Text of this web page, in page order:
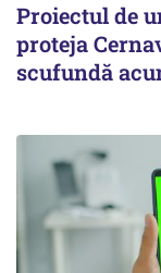
Proiectul de
proteja
scufundă